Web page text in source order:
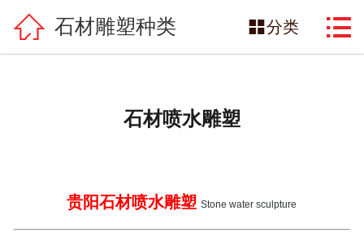
网站首页
著名雕塑家
 石材雕塑种类 分类 
石材喷水雕塑
贵阳石材喷水雕塑Stone water sculpture